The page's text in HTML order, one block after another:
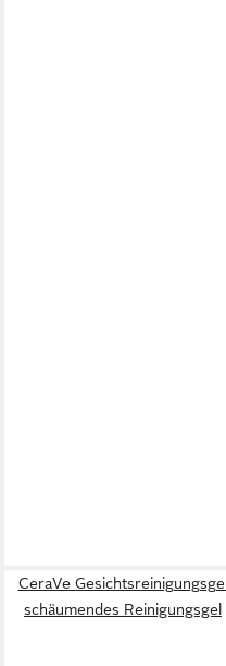
CeraVe Gesichtsreinigungsgel
schäumendes Reinigungsgel